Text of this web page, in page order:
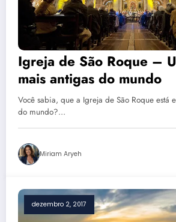
Igreja de São Roque –
mais antigas do mundo
Você sabia, que a Igreja de São Roque está
do mundo?…
Miriam Aryeh
dezembro 2, 2017